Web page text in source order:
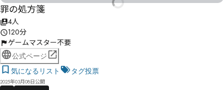
罪の処方箋
4人
120分
ゲームマスター不要
公式ページ
気になるリスト
タグ投票
2025年03月08日公開